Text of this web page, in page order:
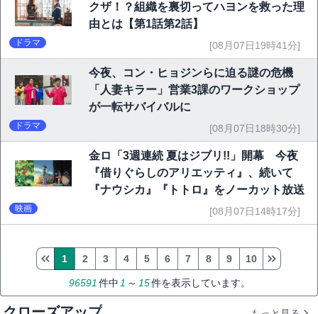
クザ！？組織を裏切ってハヨンを救った理
由とは【第1話第2話】
ドラマ [08月07日19時41分]
今夜、コン・ヒョジンらに迫る謎の危機
「人妻キラー」営業3課のワークショップ
が一転サバイバルに
ドラマ [08月07日18時30分]
金ロ「3週連続 夏はジブリ!!」開幕 今夜
『借りぐらしのアリエッティ』、続いて
『ナウシカ』『トトロ』をノーカット放送
映画 [08月07日14時17分]
96591 件中 1 ～ 15件を表示しています。
1 2 3 4 5 6 7 8 9 10